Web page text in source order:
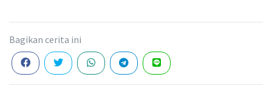
Bagikan cerita ini